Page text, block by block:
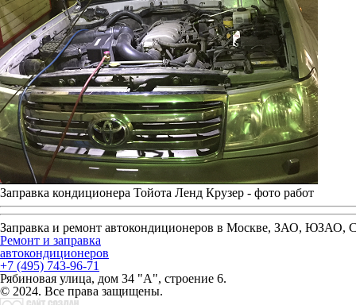
Заправка кондиционера Тойота Ленд Крузер - фото работ
Заправка и ремонт автокондиционеров в Москве, ЗАО, ЮЗАО,
Ремонт и заправка
автокондиционеров
+7 (495) 743-96-71
Рябиновая улица, дом 34 "А", строение 6.
© 2024. Все права защищены.